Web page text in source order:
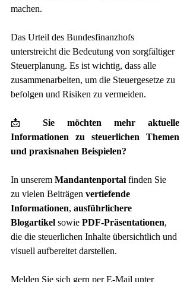
machen.
Das Urteil des Bundesfinanzhofs
unterstreicht die Bedeutung von sorgfältiger
Steuerplanung. Es ist wichtig, dass alle
zusammenarbeiten, um die Steuergesetze zu
befolgen und Risiken zu vermeiden.
📩 Sie möchten mehr aktuelle
Informationen zu steuerlichen Themen
und praxisnahen Beispielen?
In unserem Mandantenportal finden Sie
zu vielen Beiträgen vertiefende
Informationen, ausführlichere
Blogartikel sowie PDF-Präsentationen,
die die steuerlichen Inhalte übersichtlich und
visuell aufbereitet darstellen.
Melden Sie sich gern per E-Mail unter